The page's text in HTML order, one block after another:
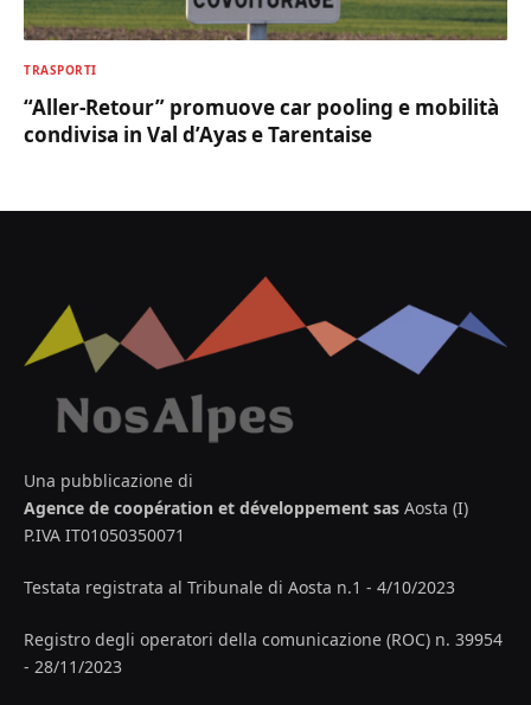
TRASPORTI
“Aller-Retour” promuove car pooling e mobilità
condivisa in Val d’Ayas e Tarentaise
Una pubblicazione di
Agence de coopération et développement sas Aosta (I)
P.IVA IT01050350071
Testata registrata al Tribunale di Aosta n.1 - 4/10/2023
Registro degli operatori della comunicazione (ROC) n. 39954
- 28/11/2023